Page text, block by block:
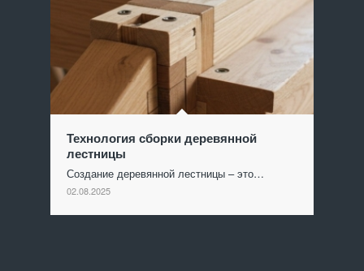
Технология сборки деревянной
лестницы
Создание деревянной лестницы – это…
02.08.2025